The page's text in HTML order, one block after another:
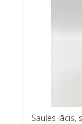
Saules lācis,